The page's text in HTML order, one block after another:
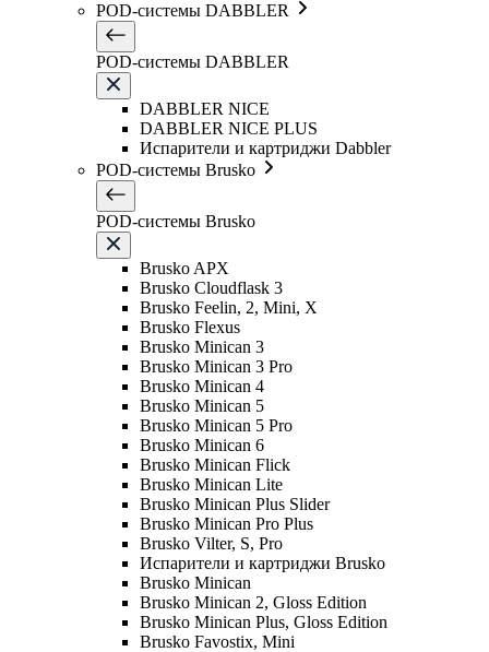
POD-системы DABBLER
POD-системы DABBLER
DABBLER NICE
DABBLER NICE PLUS
Испарители и картриджи Dabbler
POD-системы Brusko
POD-системы Brusko
Brusko APX
Brusko Cloudflask 3
Brusko Feelin, 2, Mini, X
Brusko Flexus
Brusko Minican 3
Brusko Minican 3 Pro
Brusko Minican 4
Brusko Minican 5
Brusko Minican 5 Pro
Brusko Minican 6
Brusko Minican Flick
Brusko Minican Lite
Brusko Minican Plus Slider
Brusko Minican Pro Plus
Brusko Vilter, S, Pro
Испарители и картриджи Brusko
Brusko Minican
Brusko Minican 2, Gloss Edition
Brusko Minican Plus, Gloss Edition
Brusko Favostix, Mini